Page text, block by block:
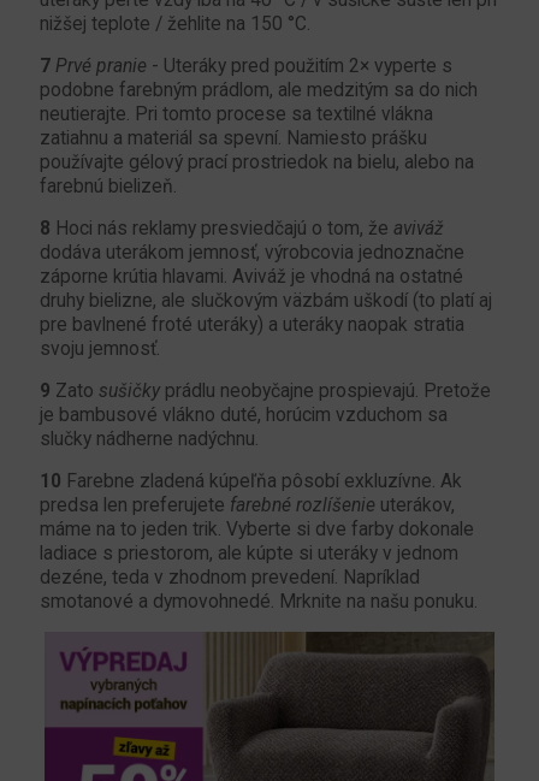
nižšej teplote / žehlite na 150 °C.
7 Prvé pranie - Uteráky pred použitím 2× vyperte s
podobne farebným prádlom, ale medzitým sa do nich
neutierajte. Pri tomto procese sa textilné vlákna
zatiahnu a materiál sa spevní. Namiesto prášku
používajte gélový prací prostriedok na bielu, alebo na
farebnú bielizeň.
8 Hoci nás reklamy presviedčajú o tom, že aviváž
dodáva uterákom jemnosť, výrobcovia jednoznačne
záporne krútia hlavami. Aviváž je vhodná na ostatné
druhy bielizne, ale slučkovým väzbám uškodí (to platí aj
pre bavlnené froté uteráky) a uteráky naopak stratia
svoju jemnosť.
9 Zato sušičky prádlu neobyčajne prospievajú. Pretože
je bambusové vlákno duté, horúcim vzduchom sa
slučky nádherne nadýchnu.
10 Farebne zladená kúpeľňa pôsobí exkluzívne. Ak
predsa len preferujete farebné rozlíšenie uterákov,
máme na to jeden trik. Vyberte si dve farby dokonale
ladiace s priestorom, ale kúpte si uteráky v jednom
dezéne, teda v zhodnom prevedení. Napríklad
smotanové a dymovohnedé. Mrknite na našu ponuku.